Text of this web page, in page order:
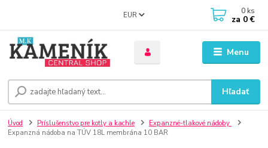
Menu
EUR
Hľadať
0 ks
za 0 €
Úvod Príslušenstvo pre kotly a kachle
Expanzné-tlakové nádoby
Expanzná nádoba na TÚV 18L membrána 10 BAR